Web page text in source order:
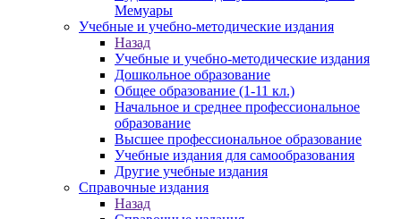
Мемуары
Учебные и учебно-методические издания
Назад
Учебные и учебно-методические издания
Дошкольное образование
Общее образование (1-11 кл.)
Начальное и среднее профессиональное
образование
Высшее профессиональное образование
Учебные издания для самообразования
Другие учебные издания
Справочные издания
Назад